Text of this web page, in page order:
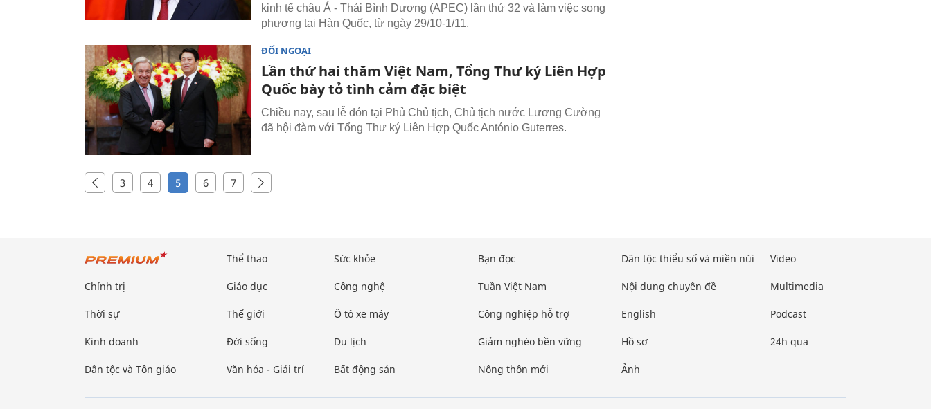
kinh tế châu Á - Thái Bình Dương (APEC) lần thứ 32 và làm việc song
phương tại Hàn Quốc, từ ngày 29/10-1/11.
ĐỐI NGOẠI
Lần thứ hai thăm Việt Nam, Tổng Thư ký Liên Hợp
Quốc bày tỏ tình cảm đặc biệt
Chiều nay, sau lễ đón tại Phủ Chủ tịch, Chủ tịch nước Lương Cường
đã hội đàm với Tổng Thư ký Liên Hợp Quốc António Guterres.
3 4 5 6 7
Chính trị
Thời sự
Kinh doanh
Dân tộc và Tôn giáo
Thể thao
Giáo dục
Thế giới
Đời sống
Văn hóa - Giải trí
Sức khỏe
Công nghệ
Ô tô xe máy
Du lịch
Bất động sản
Bạn đọc
Tuần Việt Nam
Công nghiệp hỗ trợ
Giảm nghèo bền vững
Nông thôn mới
Dân tộc thiểu số và miền núi
Nội dung chuyên đề
English
Hồ sơ
Ảnh
Video
Multimedia
Podcast
24h qua